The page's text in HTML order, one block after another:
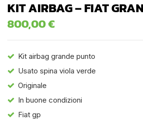
KIT AIRBAG – FIAT
800,00€
Kit airbag grande punto
Usato spina viola verde
Originale
In buone condizioni
Fiat gp